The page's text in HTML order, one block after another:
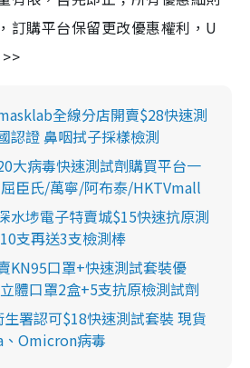
訂購平台保留更改優惠權利，U
全線分店開賣$28快速測
認證 鼻咽拭子採樣檢測
大病毒快速測試劑購買平台一
臣氏/萬寧/阿布泰/HKTVmall
水埗電子特賣城$15快速抗原測
支再送3支檢測棒
KN95口罩+快速測試套裝優
體口罩2盒+5支抗原檢測試劑
生署認可$18快速測試套裝 現貨
Omicron病毒